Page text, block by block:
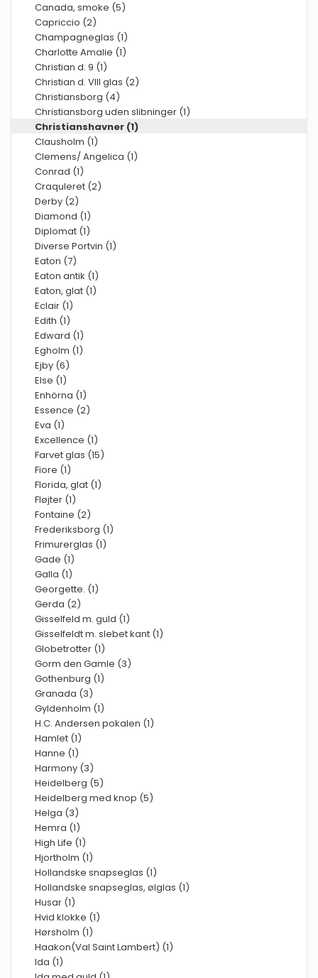
Canada, smoke (5)
Capriccio (2)
Champagneglas (1)
Charlotte Amalie (1)
Christian d. 9 (1)
Christian d. VIII glas (2)
Christiansborg (4)
Christiansborg uden slibninger (1)
Christianshavner (1)
Clausholm (1)
Clemens/ Angelica (1)
Conrad (1)
Craquleret (2)
Derby (2)
Diamond (1)
Diplomat (1)
Diverse Portvin (1)
Eaton (7)
Eaton antik (1)
Eaton, glat (1)
Eclair (1)
Edith (1)
Edward (1)
Egholm (1)
Ejby (6)
Else (1)
Enhörna (1)
Essence (2)
Eva (1)
Excellence (1)
Farvet glas (15)
Fiore (1)
Florida, glat (1)
Fløjter (1)
Fontaine (2)
Frederiksborg (1)
Frimurerglas (1)
Gade (1)
Galla (1)
Georgette. (1)
Gerda (2)
Gisselfeld m. guld (1)
Gisselfeldt m. slebet kant (1)
Globetrotter (1)
Gorm den Gamle (3)
Gothenburg (1)
Granada (3)
Gyldenholm (1)
H.C. Andersen pokalen (1)
Hamlet (1)
Hanne (1)
Harmony (3)
Heidelberg (5)
Heidelberg med knop (5)
Helga (3)
Hemra (1)
High Life (1)
Hjortholm (1)
Hollandske snapseglas (1)
Hollandske snapseglas, ølglas (1)
Husar (1)
Hvid klokke (1)
Hørsholm (1)
Haakon(Val Saint Lambert) (1)
Ida (1)